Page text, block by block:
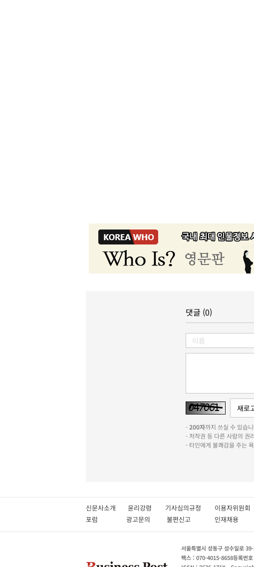
댓글 (0)
-200자까지 쓰실 수 있습
- 저작권 등 다른 사람의 권
- 타인에게 불쾌감을 주는
신문사소개 윤리강령 기사심의규정 이용자위원
포럼
광고문의 불편신고 인재채용
서울특별시 성동구 성수일로
팩스 : 070-4015-8658등록번